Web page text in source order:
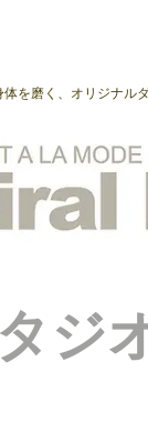
を磨く、オリジナル
ジ